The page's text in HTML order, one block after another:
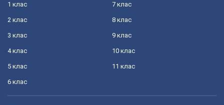
1 клас
2 клас
3 клас
4 клас
5 клас
6 клас
7 клас
8 клас
9 клас
10 клас
11 клас